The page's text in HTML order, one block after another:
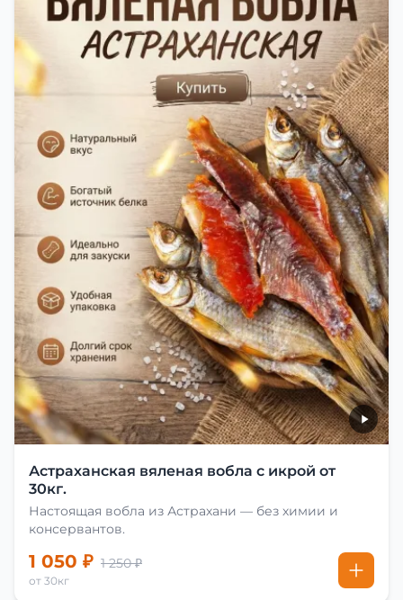
Астраханская вяленая вобла с икрой от
30кг.
Настоящая вобла из Астрахани — без химии и
консервантов.
1 050 ₽ 1 250 ₽
от 30кг